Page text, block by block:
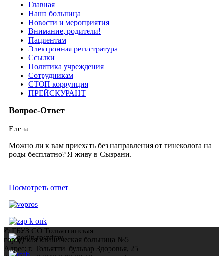
Главная
Наша больница
Новости и мероприятия
Внимание, родители!
Пациентам
Электронная регистратура
Ссылки
Политика учреждения
Сотрудникам
СТОП коррупция
ПРЕЙСКУРАНТ
Вопрос-Ответ
Елена
Можно ли к вам приехать без направления от гинеколога на
роды беcплатно? Я живу в Сызрани.
Посмотреть ответ
© ГБУЗ СО Тольяттинская
городская клиническая больница №5
Адрес: г. Тольятти, бульвар Здоровья, 25